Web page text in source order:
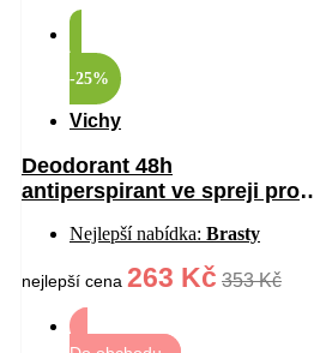
-25%
Vichy
Deodorant 48h
antiperspirant ve spreji proti
Nejlepší nabídka: Brasty
nejlepší cena 263 Kč 353 Kč